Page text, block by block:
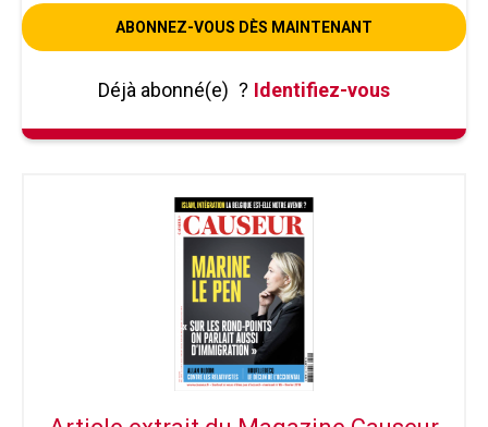
ABONNEZ-VOUS DÈS MAINTENANT
Déjà abonné(e) ? Identifiez-vous